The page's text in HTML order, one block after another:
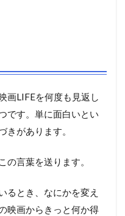
画LIFEを何度も見返し
です。単に面白いとい
きがあります。
の言葉を送ります。
るとき、なにかを変え
映画からきっと何か得